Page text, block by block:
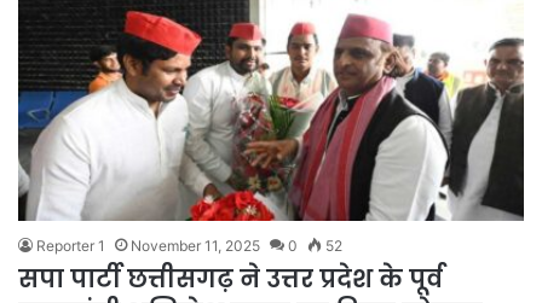
Reporter 1 November 11, 2025 0 52
सपा पार्टी छत्तीसगढ़ ने उत्तर प्रदेश के पूर्व